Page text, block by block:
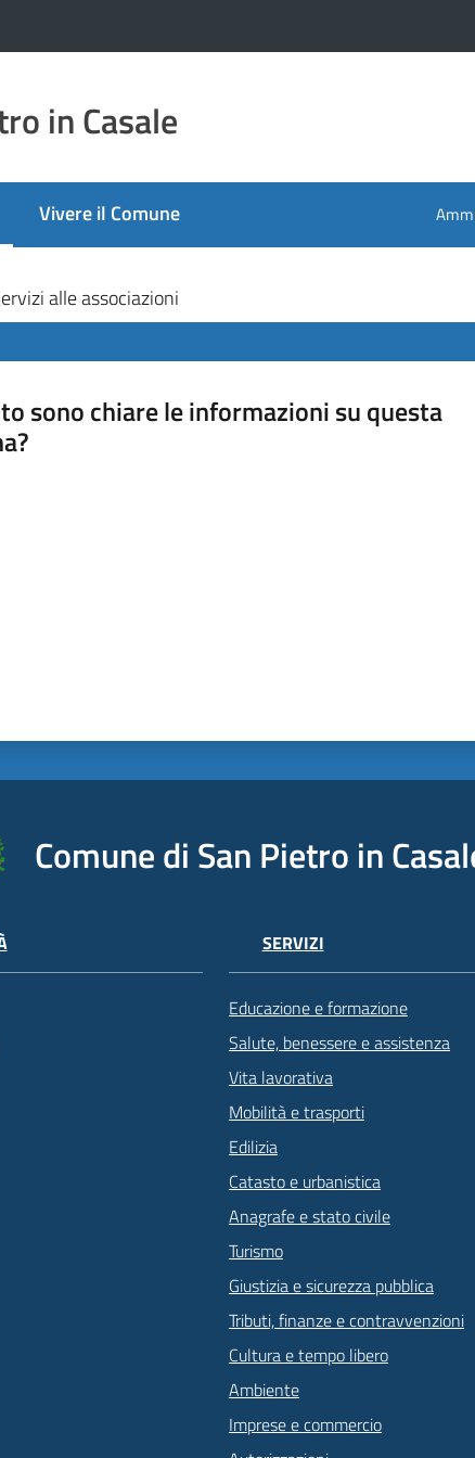
in Casale
Vivere il Comune
alle associazioni
sono chiare le informazioni su questa
Comune di San Pietro in
SERVIZI
Educazione e formazione
Salute, benessere e assistenza
Vita lavorativa
Mobilità e trasporti
Edilizia
Catasto e urbanistica
Anagrafe e stato civile
Turismo
Giustizia e sicurezza pubblica
Tributi, finanze e contravvenzioni
Cultura e tempo libero
Ambiente
Imprese e commercio